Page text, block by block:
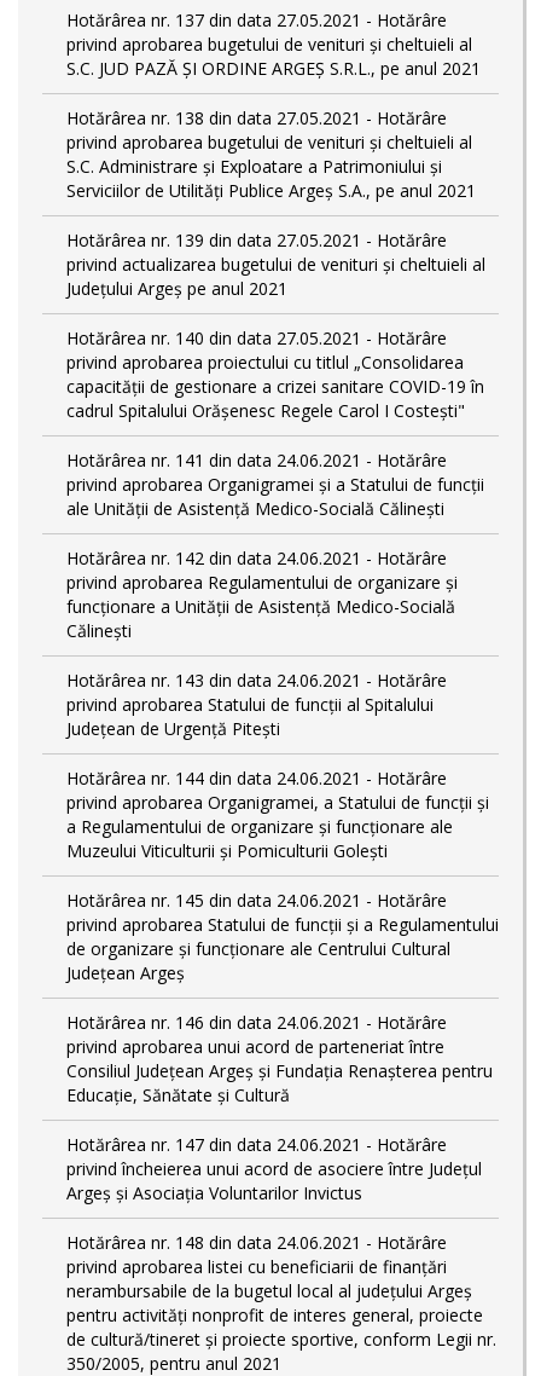
Hotărârea nr. 137 din data 27.05.2021 - Hotărâre
privind aprobarea bugetului de venituri și cheltuieli al
S.C. JUD PAZĂ ȘI ORDINE ARGEȘ S.R.L., pe anul 2021
Hotărârea nr. 138 din data 27.05.2021 - Hotărâre
privind aprobarea bugetului de venituri și cheltuieli al
S.C. Administrare și Exploatare a Patrimoniului și
Serviciilor de Utilități Publice Argeș S.A., pe anul 2021
Hotărârea nr. 139 din data 27.05.2021 - Hotărâre
privind actualizarea bugetului de venituri și cheltuieli al
Județului Argeș pe anul 2021
Hotărârea nr. 140 din data 27.05.2021 - Hotărâre
privind aprobarea proiectului cu titlul „Consolidarea
capacității de gestionare a crizei sanitare COVID-19 în
cadrul Spitalului Orășenesc Regele Carol I Costești"
Hotărârea nr. 141 din data 24.06.2021 - Hotărâre
privind aprobarea Organigramei și a Statului de funcţii
ale Unității de Asistență Medico-Socială Călinești
Hotărârea nr. 142 din data 24.06.2021 - Hotărâre
privind aprobarea Regulamentului de organizare și
funcționare a Unității de Asistență Medico-Socială
Călinești
Hotărârea nr. 143 din data 24.06.2021 - Hotărâre
privind aprobarea Statului de funcții al Spitalului
Județean de Urgență Pitești
Hotărârea nr. 144 din data 24.06.2021 - Hotărâre
privind aprobarea Organigramei, a Statului de funcţii și
a Regulamentului de organizare și funcționare ale
Muzeului Viticulturii și Pomiculturii Golești
Hotărârea nr. 145 din data 24.06.2021 - Hotărâre
privind aprobarea Statului de funcții și a Regulamentului
de organizare și funcționare ale Centrului Cultural
Județean Argeș
Hotărârea nr. 146 din data 24.06.2021 - Hotărâre
privind aprobarea unui acord de parteneriat între
Consiliul Județean Argeș și Fundația Renașterea pentru
Educație, Sănătate și Cultură
Hotărârea nr. 147 din data 24.06.2021 - Hotărâre
privind încheierea unui acord de asociere între Județul
Argeș și Asociația Voluntarilor Invictus
Hotărârea nr. 148 din data 24.06.2021 - Hotărâre
privind aprobarea listei cu beneficiarii de finanțări
nerambursabile de la bugetul local al județului Argeș
pentru activităţi nonprofit de interes general, proiecte
de cultură/tineret și proiecte sportive, conform Legii nr.
350/2005, pentru anul 2021